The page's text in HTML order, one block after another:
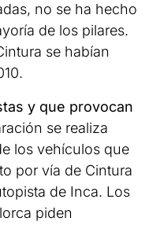
no se ha hecho
de los pilares.
se habían
y que provocan
se realiza
los vehículos que
por vía de Cintura
de Inca. Los
piden